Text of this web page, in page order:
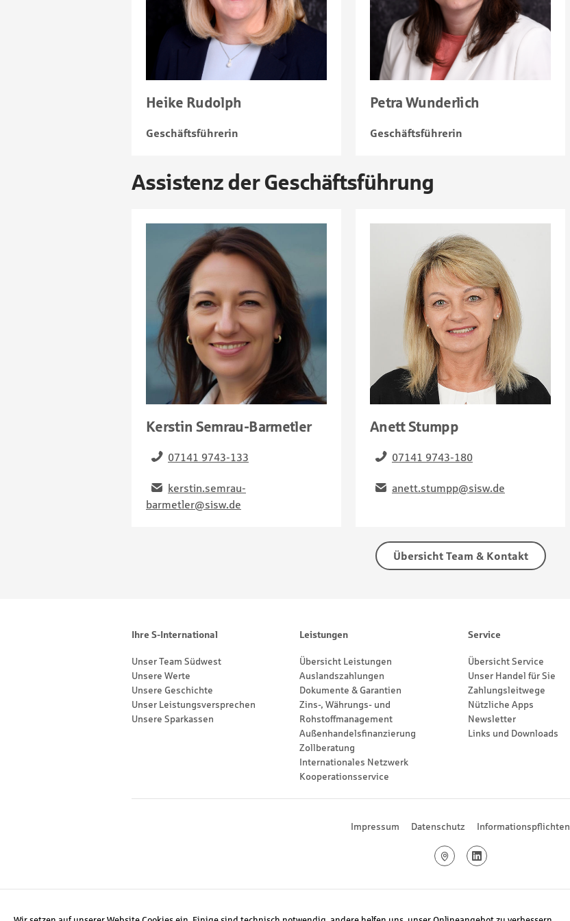
Heike Rudolph
Geschäftsführerin
Petra Wunderlich
Geschäftsführerin
Assistenz der Geschäftsführung
Kerstin Semrau-Barmetler
07141 9743-133
kerstin.semrau-
barmetler@sisw.de
Anett Stumpp
07141 9743-180
anett.stumpp@sisw.de
Übersicht Team & Kontakt
Ihre S-International
Unser Team Südwest
Unsere Werte
Unsere Geschichte
Unser Leistungsversprechen
Unsere Sparkassen
Leistungen
Übersicht Leistungen
Auslandszahlungen
Dokumente & Garantien
Zins-, Währungs- und
Rohstoffmanagement
Außenhandelsfinanzierung
Zollberatung
Internationales Netzwerk
Kooperationsservice
Service
Übersicht Service
Unser Handel für Sie
Zahlungsleitwege
Nützliche Apps
Newsletter
Links und Downloads
Impressum Datenschutz Informationspflichten
Google Maps
LinkedIn